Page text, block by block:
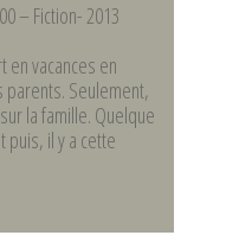
– Fiction- 2013
en vacances en
Seulement,
la famille. Quelque
puis, il y a cette